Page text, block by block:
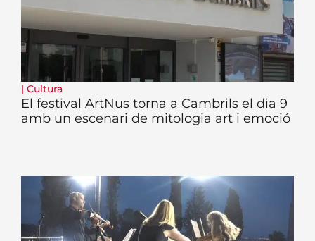
| Cultura
El festival ArtNus torna a Cambrils el dia 9
amb un escenari de mitologia art i emoció